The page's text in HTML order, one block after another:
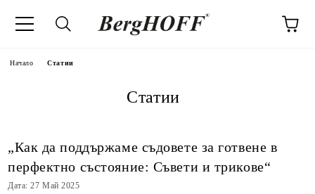
Начало Статии
Статии
„Как да поддържаме съдовете за готвене в
перфектно състояние: Съвети и трикове“
Дата: 27 Май 2025